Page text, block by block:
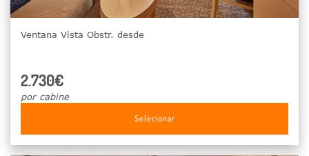
Ventana Vista Obstr. desde
2.730€
por cabine
Selecionar